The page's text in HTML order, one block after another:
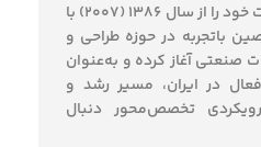
فعالیت خود را از سال ۱۳۸۶ (2007) با
با‌تجربه در حوزه طراحی و
صنعتی آغاز کرده و به‌عنوان
در ایران، مسیر رشد و
تخصص‌محور دنبال